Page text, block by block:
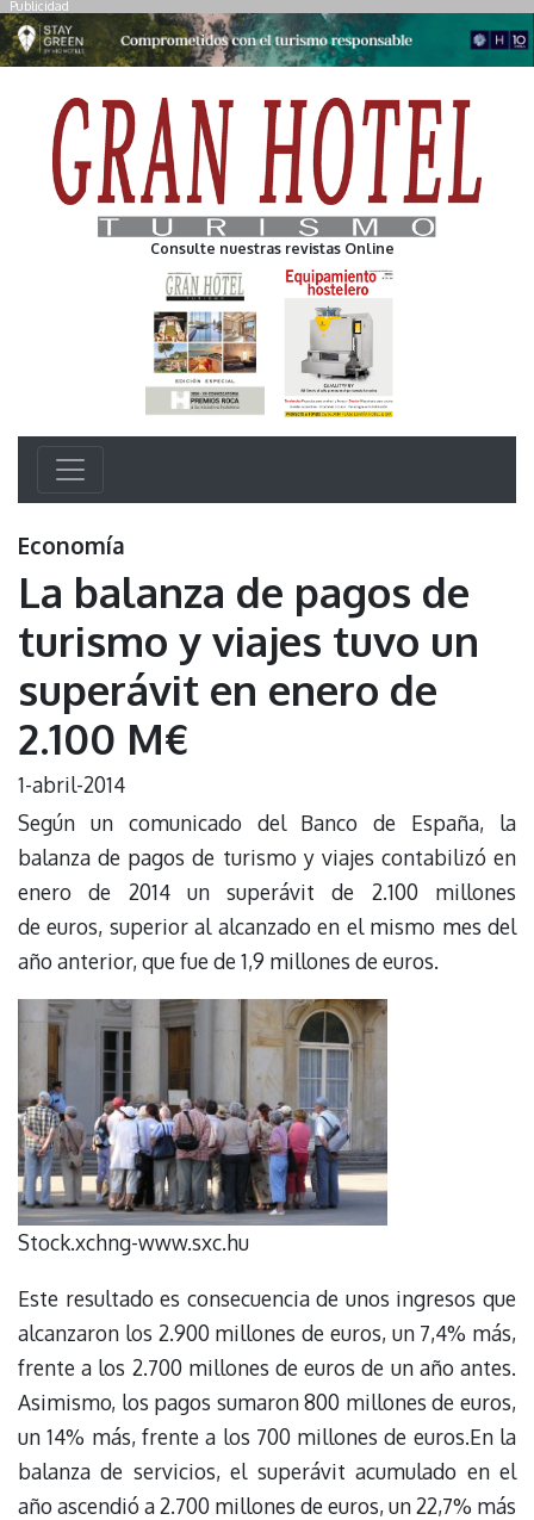
Publicidad
Consulte nuestras revistas Online
Economía
La balanza de pagos de
turismo y viajes tuvo un
superávit en enero de
2.100 M€
1-abril-2014
Según un comunicado del Banco de España, la
balanza de pagos de turismo y viajes contabilizó en
enero de 2014 un superávit de 2.100 millones
de euros, superior al alcanzado en el mismo mes del
año anterior, que fue de 1,9 millones de euros.
Stock.xchng-www.sxc.hu
Este resultado es consecuencia de unos ingresos que
alcanzaron los 2.900 millones de euros, un 7,4% más,
frente a los 2.700 millones de euros de un año antes.
Asimismo, los pagos sumaron 800 millones de euros,
un 14% más, frente a los 700 millones de euros.En la
balanza de servicios, el superávit acumulado en el
año ascendió a 2.700 millones de euros, un 22,7% más